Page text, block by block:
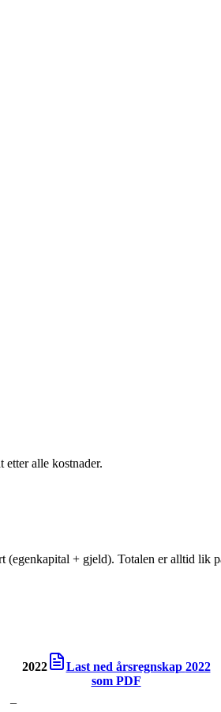
etter alle kostnader.
(egenkapital + gjeld). Totalen er alltid lik
2022 Last ned årsregnskap 2022
som PDF
–